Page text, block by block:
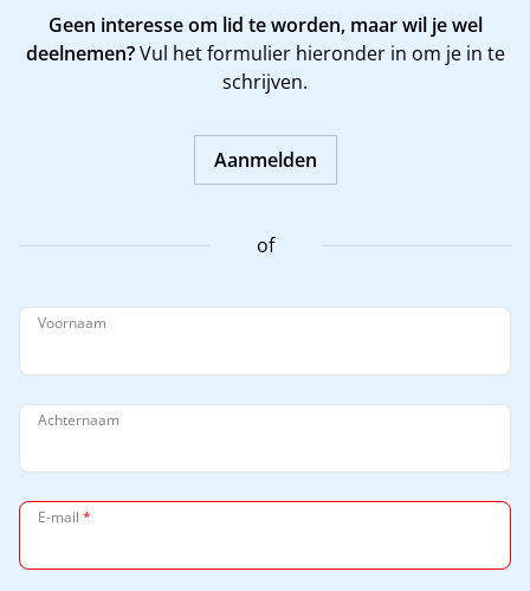
Geen interesse om lid te worden, maar wil je wel
deelnemen?Vul het formulier hieronder in om je in te
schrijven.
Aanmelden
of
Voornaam
Achternaam
E-mail *